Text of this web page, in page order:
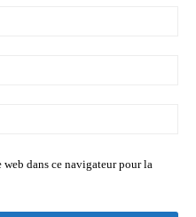
dans ce navigateur pour la